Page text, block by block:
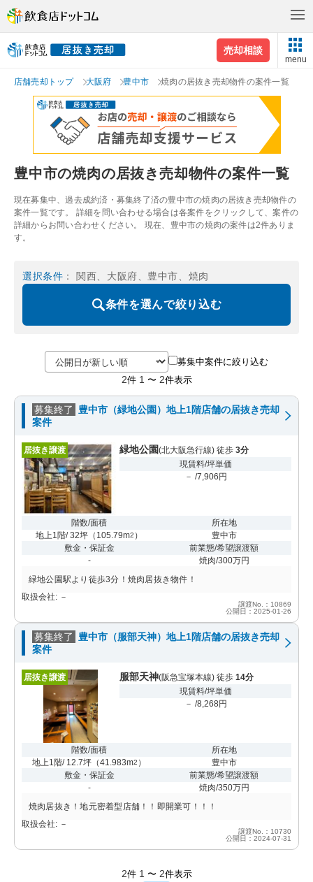
売却相談
menu
店舗売却トップ 大阪府 豊中市 焼肉の居抜き売却物件の案件一覧
豊中市の焼肉の居抜き売却物件の案件一覧
現在募集中、過去成約済・募集終了済の豊中市の焼肉の居抜き売却物件の
案件一覧です。 詳細を問い合わせる場合は各案件をクリックして、案件の
詳細からお問い合わせください。 現在、豊中市の焼肉の案件は2件ありま
す。
選択条件 ： 関西、大阪府、豊中市、焼肉
条件を選んで絞り込む
募集中案件に絞り込む
2件 1 〜 2件表示
募集終了
豊中市（緑地公園）地上1階店舗の居抜き売却
案件
居抜き譲渡 緑地公園(北大阪急行線) 徒歩 3分
現賃料/坪単価
－ /7,906円
階数/面積
地上1階/ 32坪 （ 105.79m2 ）
所在地
豊中市
敷金・保証金
-
前業態/希望譲渡額
焼肉/300万円
緑地公園駅より徒歩3分！焼肉居抜き物件！
取扱会社: －
譲渡No.：10869
公開日：2025-01-26
募集終了
豊中市（服部天神）地上1階店舗の居抜き売却
案件
居抜き譲渡 服部天神(阪急宝塚本線) 徒歩 14分
現賃料/坪単価
－ /8,268円
階数/面積
地上1階/ 12.7坪 （41.983m2 ）
所在地
豊中市
敷金・保証金
-
前業態/希望譲渡額
焼肉/350万円
焼肉居抜き！地元密着型店舗！！即開業可！！！
取扱会社: －
譲渡No.：10730
公開日：2024-07-31
2件 1 〜 2件表示